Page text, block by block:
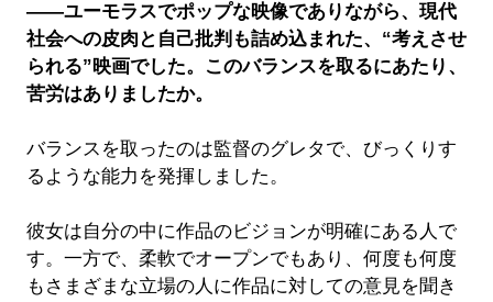
――ユーモラスでポップな映像でありながら、現代
社会への皮肉と自己批判も詰め込まれた、“考えさせ
られる”映画でした。このバランスを取るにあたり、
苦労はありましたか。
バランスを取ったのは監督のグレタで、びっくりす
るような能力を発揮しました。
彼女は自分の中に作品のビジョンが明確にある人で
す。一方で、柔軟でオープンでもあり、何度も何度
もさまざまな立場の人に作品に対しての意見を聞き